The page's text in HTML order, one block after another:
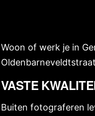
Woon of werk je in
VASTE
Buiten fotograferen